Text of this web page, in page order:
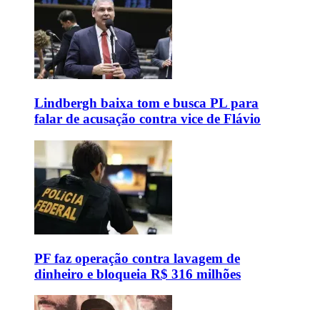
Lindbergh baixa tom e busca PL para
falar de acusação contra vice de Flávio
PF faz operação contra lavagem de
dinheiro e bloqueia R$ 316 milhões